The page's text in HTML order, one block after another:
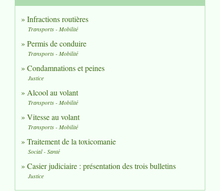
Infractions routières
Transports - Mobilité
Permis de conduire
Transports - Mobilité
Condamnations et peines
Justice
Alcool au volant
Transports - Mobilité
Vitesse au volant
Transports - Mobilité
Traitement de la toxicomanie
Social - Santé
Casier judiciaire : présentation des trois bulletins
Justice